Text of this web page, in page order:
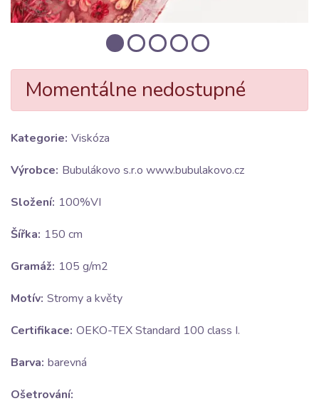
Momentálne nedostupné
Kategorie: Viskóza
Výrobce: Bubulákovo s.r.o www.bubulakovo.cz
Složení: 100%VI
Šířka: 150 cm
Gramáž: 105 g/m2
Motív: Stromy a květy
Certifikace: OEKO-TEX Standard 100 class I.
Barva: barevná
Ošetrování: